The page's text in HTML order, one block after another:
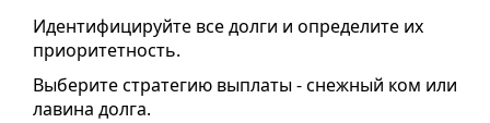
Идентифицируйте все долги и определите их
приоритетность.
Выберите стратегию выплаты - снежный ком или
лавина долга.